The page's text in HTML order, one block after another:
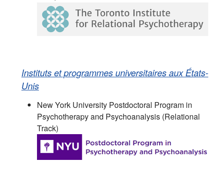
Instituts et programmes universitaires aux États-
Unis
New York University Postdoctoral Program in
Psychotherapy and Psychoanalysis (Relational
Track)